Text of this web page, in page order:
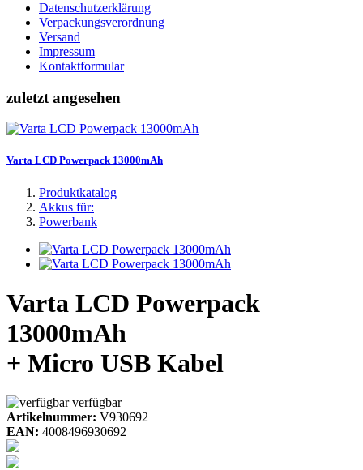
Datenschutzerklärung
Verpackungsverordnung
Versand
Impressum
Kontaktformular
zuletzt angesehen
Varta LCD Powerpack 13000mAh
Produktkatalog
Akkus für:
Powerbank
Varta LCD Powerpack
13000mAh
+ Micro USB Kabel
verfügbar
Artikelnummer: V930692
EAN: 4008496930692